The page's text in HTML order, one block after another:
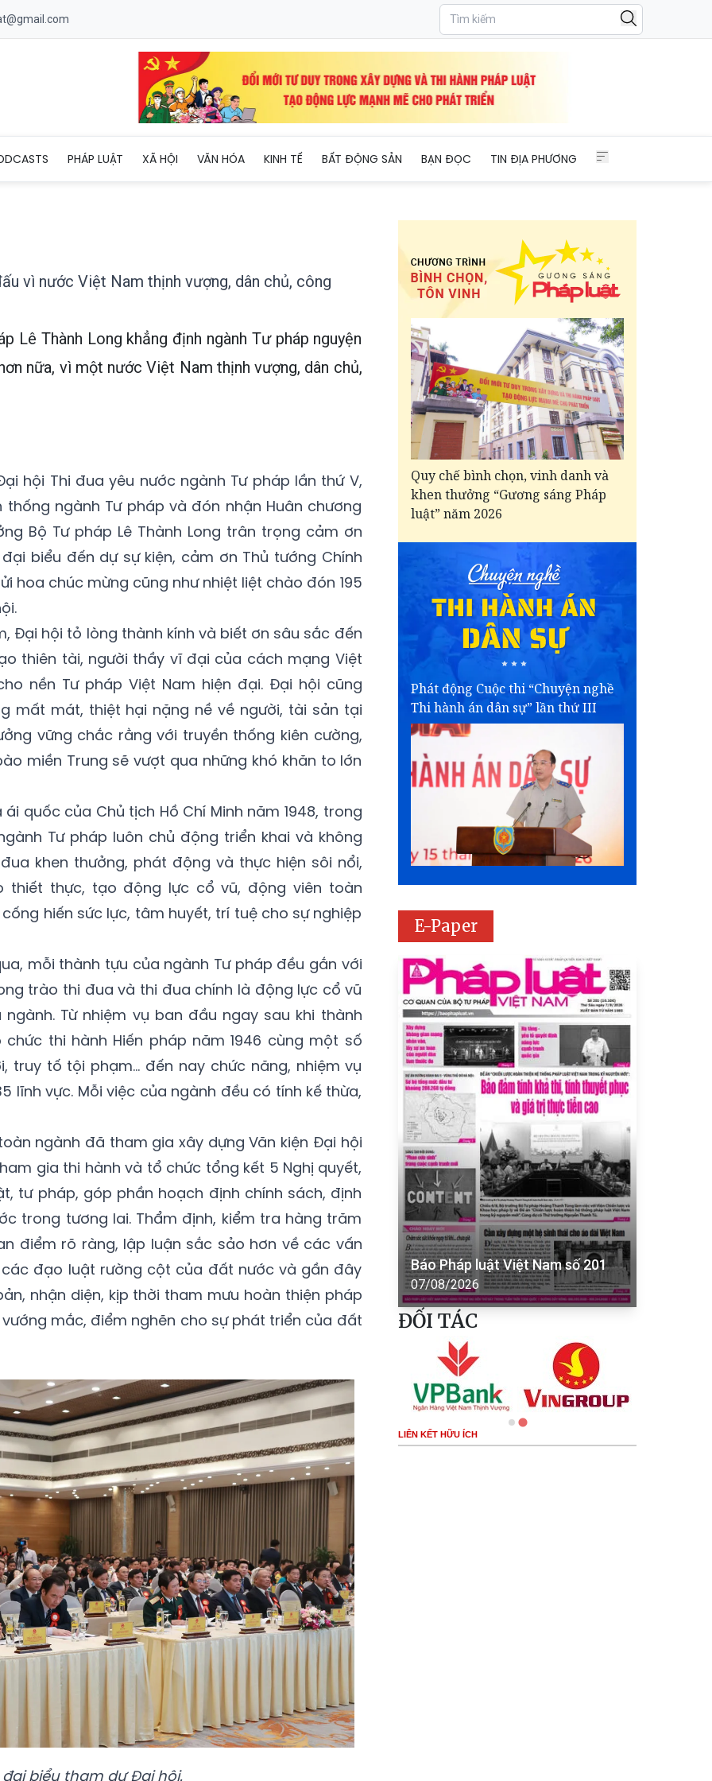
PHÁP LUẬT XÃ HỘI VĂN HÓA KINH TẾ BẤT ĐỘNG SẢN BẠN ĐỌC TIN ĐỊA PHƯƠNG
vì nước Việt Nam thịnh vượng, dân chủ, công
Lê Thành Long khẳng định ngành Tư pháp nguyện
nữa, vì một nước Việt Nam thịnh vượng, dân chủ,
hội Thi đua yêu nước ngành Tư pháp lần thứ V,
ngành Tư pháp và đón nhận Huân chương
Bộ Tư pháp Lê Thành Long trân trọng cảm ơn
biểu đến dự sự kiện, cảm ơn Thủ tướng Chính
hoa chúc mừng cũng như nhiệt liệt chào đón 195
Đại hội tỏ lòng thành kính và biết ơn sâu sắc đến
thiên tài, người thầy vĩ đại của cách mạng Việt
nền Tư pháp Việt Nam hiện đại. Đại hội cũng
mất mát, thiệt hại nặng nề về người, tài sản tại
vững chắc rằng với truyền thống kiên cường,
miền Trung sẽ vượt qua những khó khăn to lớn
quốc của Chủ tịch Hồ Chí Minh năm 1948, trong
Tư pháp luôn chủ động triển khai và không
khen thưởng, phát động và thực hiện sôi nổi,
thiết thực, tạo động lực cổ vũ, động viên toàn
hiến sức lực, tâm huyết, trí tuệ cho sự nghiệp
mỗi thành tựu của ngành Tư pháp đều gắn với
trào thi đua và thi đua chính là động lực cổ vũ
Từ nhiệm vụ ban đầu ngay sau khi thành
thi hành Hiến pháp năm 1946 cùng một số
truy tố tội phạm… đến nay chức năng, nhiệm vụ
lĩnh vực. Mỗi việc của ngành đều có tính kế thừa,
ngành đã tham gia xây dựng Văn kiện Đại hội
gia thi hành và tổ chức tổng kết 5 Nghị quyết,
tư pháp, góp phần hoạch định chính sách, định
trong tương lai. Thẩm định, kiểm tra hàng trăm
điểm rõ ràng, lập luận sắc sảo hơn về các vấn
đạo luật rường cột của đất nước và gần đây
nhận diện, kịp thời tham mưu hoàn thiện pháp
mắc, điểm nghẽn cho sự phát triển của đất
biểu tham dự Đại hội.
Quy chế bình chọn, vinh danh và
khen thưởng “Gương sáng Pháp
luật” năm 2026
Phát động Cuộc thi “Chuyện nghề
Thi hành án dân sự” lần thứ III
E-Paper
Báo Pháp luật Việt Nam số 201
07/08/2026
ĐỐI TÁC
LIÊN KẾT HỮU ÍCH